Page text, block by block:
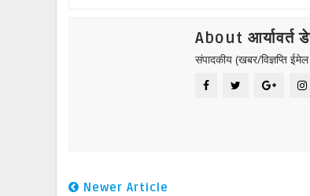
About आर्यावर्त
संपादकीय (खबर/विज्ञप्ति
Newer Article